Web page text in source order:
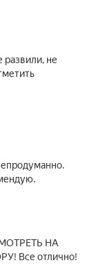
не
НА
Все отлично!